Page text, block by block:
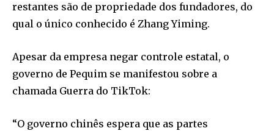
restantes são de propriedade dos fundadores, do
qual o único conhecido é Zhang Yiming.
Apesar da empresa negar controle estatal, o
governo de Pequim se manifestou sobre a
chamada Guerra do TikTok:
“O governo chinês espera que as partes